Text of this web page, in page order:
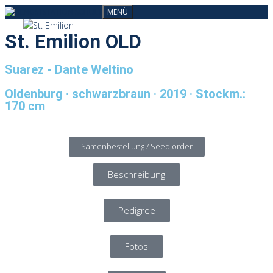
MENÜ
St. Emilion OLD
Suarez - Dante Weltino
Oldenburg · schwarzbraun · 2019 · Stockm.:
170 cm
Samenbestellung / Seed order
Beschreibung
Pedigree
Fotos